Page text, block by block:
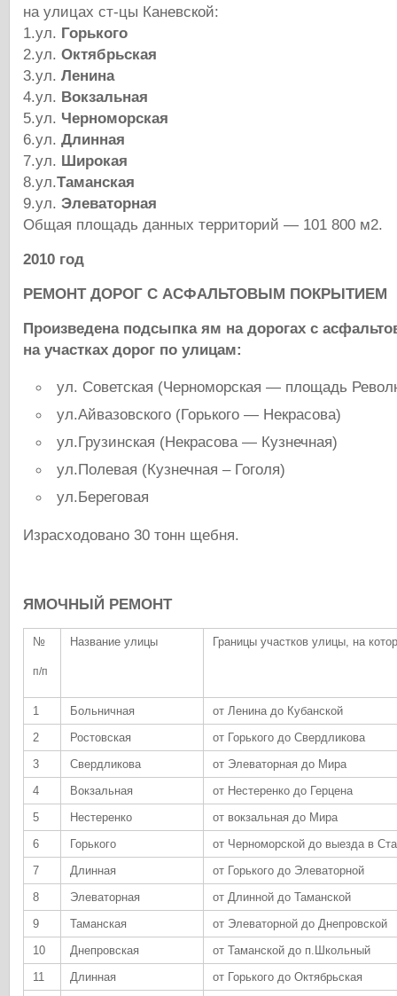
на улицах ст-цы Каневской:
1.ул. Горького
2.ул. Октябрьская
3.ул. Ленина
4.ул. Вокзальная
5.ул. Черноморская
6.ул. Длинная
7.ул. Широкая
8.ул.Таманская
9.ул. Элеваторная
Общая площадь данных территорий — 101 800 м2.
2010 год
РЕМОНТ ДОРОГ С АСФАЛЬТОВЫМ ПОКРЫТИЕМ
Произведена подсыпка ям на дорогах с
на участках дорог по улицам:
ул. Советская (Черноморская — площадь
ул.Айвазовского (Горького — Некрасова)
ул.Грузинская (Некрасова — Кузнечная)
ул.Полевая (Кузнечная – Гоголя)
ул.Береговая
Израсходовано 30 тонн щебня.
ЯМОЧНЫЙ РЕМОНТ
№
п/п
Название улицы Границы участков улицы, на
1 Больничная
от Ленина до Кубанской
2
Ростовская
от Горького до Свердликова
3
Свердликова
от Элеваторная до Мира
4
Вокзальная
от Нестеренко до Герцена
5
Нестеренко
от вокзальная до Мира
6
Горького
от Черноморской до выезда в
7
Длинная
от Горького до Элеваторной
8
Элеваторная
от Длинной до Таманской
9
Таманская
от Элеваторной до Днепровской
10
Днепровская
от Таманской до п.Школьный
11
Длинная
от Горького до Октябрьская